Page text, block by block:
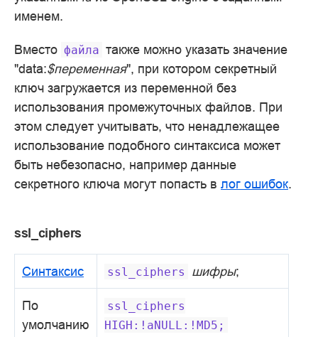
именем.
Вместо файла также можно указать значение
"data:$переменная", при котором секретный
ключ загружается из переменной без
использования промежуточных файлов. При
этом следует учитывать, что ненадлежащее
использование подобного синтаксиса может
быть небезопасно, например данные
секретного ключа могут попасть в лог ошибок.
ssl_ciphers
Синтаксис ssl_ciphers шифры;
По
умолчанию
ssl_ciphers
HIGH:!aNULL:!MD5;